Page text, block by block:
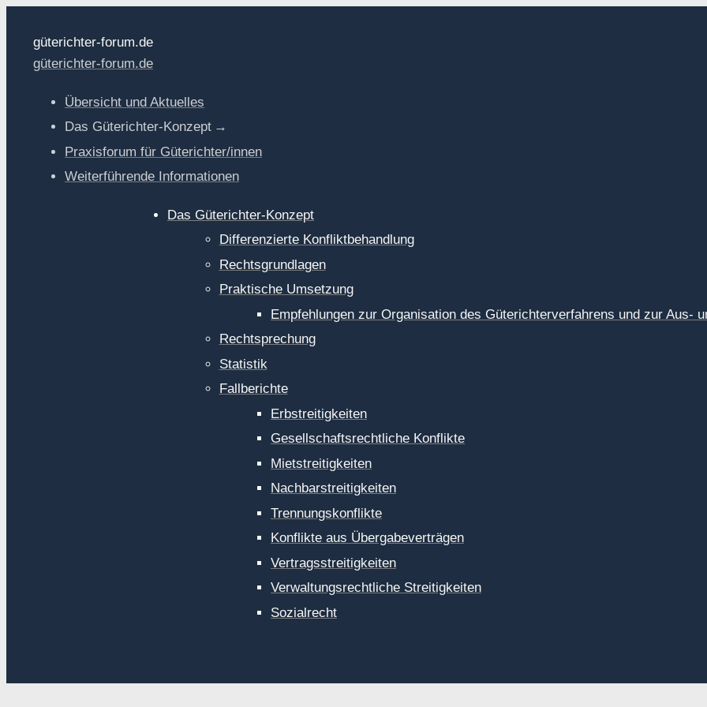
güterichter-forum.de
güterichter-forum.de
Übersicht und Aktuelles
Das Güterichter-Konzept
Praxisforum für Güterichter/innen
Weiterführende Informationen
Das Güterichter-Konzept
Differenzierte Konfliktbehandlung
Rechtsgrundlagen
Praktische Umsetzung
Empfehlungen zur Organisation des Güterichterverfahrens und zur Aus-
Rechtsprechung
Statistik
Fallberichte
Erbstreitigkeiten
Gesellschaftsrechtliche Konflikte
Mietstreitigkeiten
Nachbarstreitigkeiten
Trennungskonflikte
Konflikte aus Übergabeverträgen
Vertragsstreitigkeiten
Verwaltungsrechtliche Streitigkeiten
Sozialrecht